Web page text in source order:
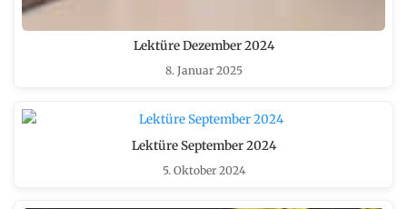
Lektüre Dezember 2024
8. Januar 2025
Lektüre September 2024
5. Oktober 2024